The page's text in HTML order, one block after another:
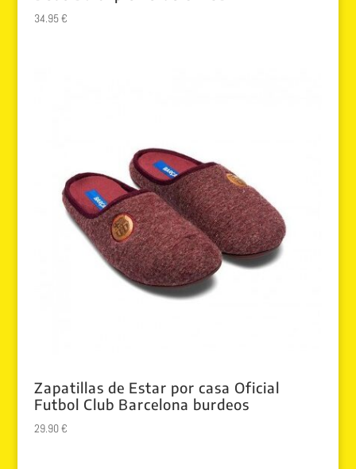
34.95€
Zapatillas de Estar por casa Oficial
Futbol Club Barcelona burdeos
29.90€